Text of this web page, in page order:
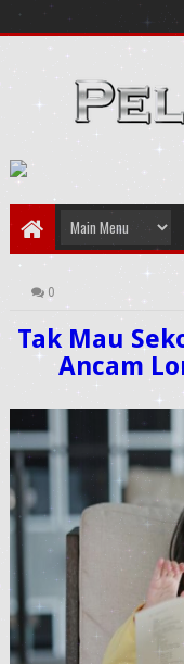
0
Tak Mau
Ancam